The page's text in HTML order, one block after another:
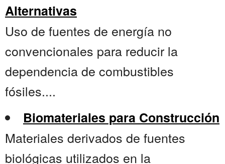
Alternativas
Uso de fuentes de energía no
convencionales para reducir la
dependencia de combustibles
fósiles....
Biomateriales para Construcción
Materiales derivados de fuentes
biológicas utilizados en la